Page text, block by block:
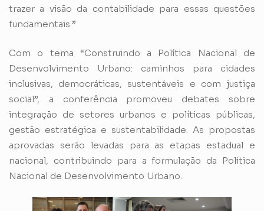
trazer a visão da contabilidade para essas questões
fundamentais.”
Com o tema “Construindo a Política Nacional de
Desenvolvimento Urbano: caminhos para cidades
inclusivas, democráticas, sustentáveis e com justiça
social”, a conferência promoveu debates sobre
integração de setores urbanos e políticas públicas,
gestão estratégica e sustentabilidade. As propostas
aprovadas serão levadas para as etapas estadual e
nacional, contribuindo para a formulação da Política
Nacional de Desenvolvimento Urbano.